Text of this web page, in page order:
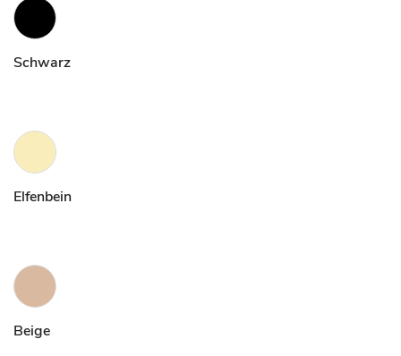
Schwarz
Elfenbein
Beige